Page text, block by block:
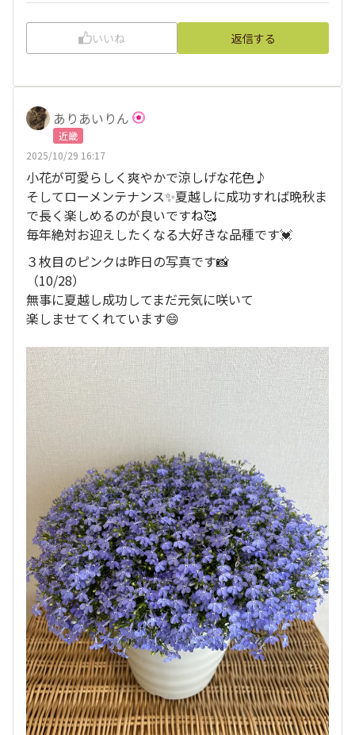
いいね 返信する
ありあいりん
近畿
2025/10/29 16:17
小花が可愛らしく爽やかで涼しげな花色♪
そしてローメンテナンス✨夏越しに成功すれば晩秋ま
で長く楽しめるのが良いですね🥰
毎年絶対お迎えしたくなる大好きな品種です💓
３枚目のピンクは昨日の写真です📸
（10/28）
無事に夏越し成功してまだ元気に咲いて
楽しませてくれています😄